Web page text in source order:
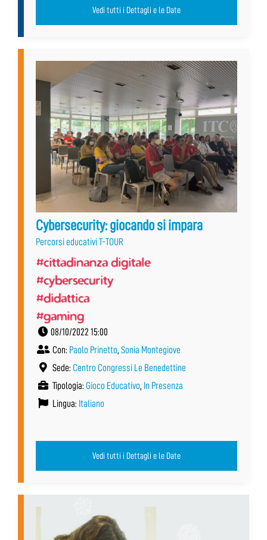
Vedi tutti i Dettagli e le Date
Cybersecurity: giocando si impara
Percorsi educativi T-TOUR
#cittadinanza digitale
#cybersecurity
#didattica
#gaming
08/10/2022 15:00
Con: Paolo Prinetto, Sonia Montegiove
Sede: Centro Congressi Le Benedettine
Tipologia: Gioco Educativo, In Presenza
Lingua: Italiano
Vedi tutti i Dettagli e le Date